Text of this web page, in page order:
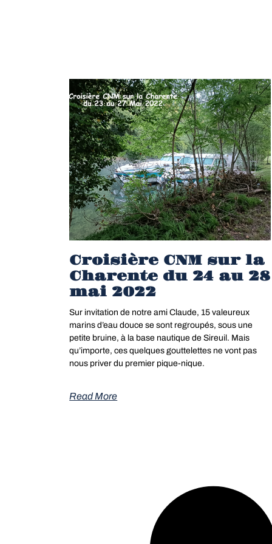
Croisière CNM sur la
Charente du 24 au 28
mai 2022
Sur invitation de notre ami Claude, 15 valeureux
marins d’eau douce se sont regroupés, sous une
petite bruine, à la base nautique de Sireuil. Mais
qu’importe, ces quelques gouttelettes ne vont pas
nous priver du premier pique-nique.
Read More